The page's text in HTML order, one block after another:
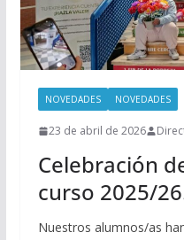
NOVEDADES NOVEDADES
23 de abril de 2026
Celebración
curso 2025/
Nuestros alumnos/as